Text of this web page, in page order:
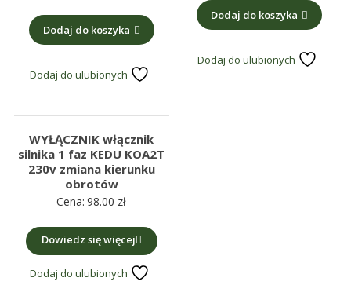
Dodaj do koszyka
Dodaj do ulubionych
Dodaj do koszyka
Dodaj do ulubionych
WYŁĄCZNIK włącznik
silnika 1 faz KEDU KOA2T
230v zmiana kierunku
obrotów
Cena: 98.00 zł
Dowiedz się więcej
Dodaj do ulubionych